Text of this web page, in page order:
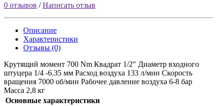
0 отзывов /Написать отзыв
Описание
Характеристики
Отзывы (0)
Крутящий момент 700 Nm Квадрат 1/2" Диаметр входного
штуцера 1/4 -6.35 мм Расход воздуха 133 л/мин Скорость
вращения 7000 об/мин Рабочее давление воздуха 6-8 бар
Масса 2,8 кг
Основные характеристики